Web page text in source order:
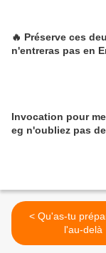
🔥 Préserve ces
n'entreras pas en
Invocation pour
eg n'oubliez pas
< Qu'as-tu préparé pour
l'au-delà